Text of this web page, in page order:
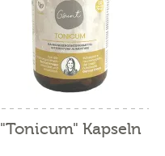
"Tonicum" Kapseln